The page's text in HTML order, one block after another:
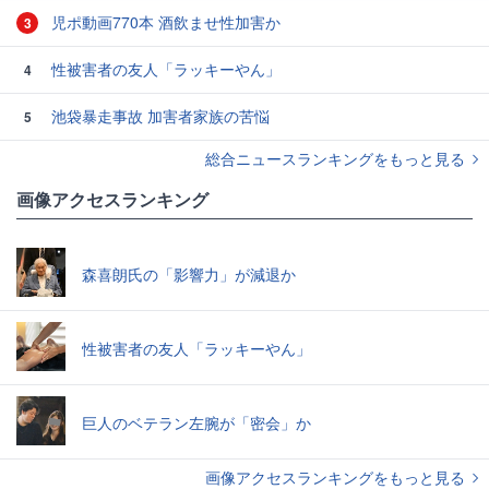
3 児ポ動画770本 酒飲ませ性加害か
4 性被害者の友人「ラッキーやん」
5
池袋暴走事故 加害者家族の苦悩
総合ニュースランキングをもっと見る
画像アクセスランキング
森喜朗氏の「影響力」が減退か
性被害者の友人「ラッキーやん」
巨人のベテラン左腕が「密会」か
画像アクセスランキングをもっと見る